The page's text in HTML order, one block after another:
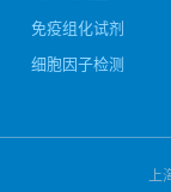
免疫组化试剂
细胞因子检测
上